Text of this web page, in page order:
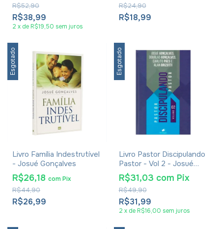
R$38,99
R$52,90
2 x de R$19,50 sem juros
R$18,99
R$24,90
Esgotado
Livro Família Indestrutível
- Josué Gonçalves
R$26,99
R$44,90
R$26,18 comPix
Esgotado
Livro Pastor Discipulando
Pastor - Vol 2 - Josué
Gonçalves
R$31,99
R$49,90
R$31,03 com Pix
2 x de R$16,00 sem juros